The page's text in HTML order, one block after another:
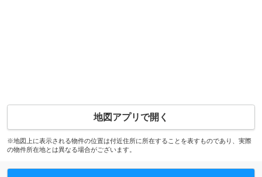
地図アプリで開く
※地図上に表示される物件の位置は付近住所に所在することを表すものであり、実際
の物件所在地とは異なる場合がございます。